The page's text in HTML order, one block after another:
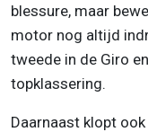
blessure, maar
motor nog altijd
tweede in de Giro
topklassering.
Daarnaast klopt